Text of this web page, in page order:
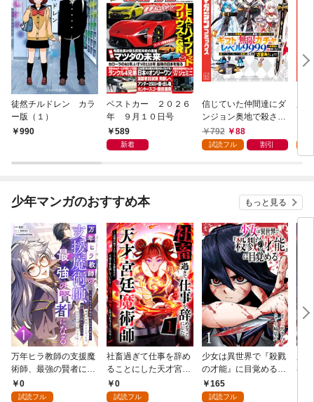
徒然チルドレン カラ
ー版（１）
990
ベストカー ２０２６
年 ９月１０日号
589
新着
信じていた仲間達にダ
ンジョン奥地で殺され
かけたがギフト『無限
ガチャ』でレベル９９
『ざまぁ！』します！
792 88
試読フル 割引
少年マンガのおすすめ本 もっと見る
万年ヒラ教師の支援魔
術師、最強の賢者にな
る～不人気の支援魔術
師は給料泥棒だと魔術
0
試読フル
社畜過ぎて仕事を辞め
ることにした天才宮廷
魔術師～辺境の地でス
ローライフを夢見る
0
試読フル
少女は異世界で『殺戮
の才能』に目覚める
(話売り) #1
165
試読フル
者